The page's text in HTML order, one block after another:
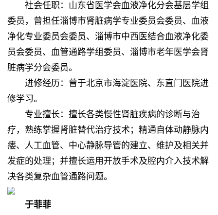
社会任职：山东省医学会血液净化分会基层学组
委员，曾担任淄博市肾脏病学专业委员会委员、血液
净化专业委员会委员、淄博市中西医结合血液净化委
员会委员、血管通路学组委员、淄博市老年医学会肾
脏病学分会委员。
进修经历：曾于北京市海淀医院、东直门医院进
修学习。
专业擅长：擅长各类慢性肾脏疾病的诊断与治
疗，熟练掌握肾脏替代治疗技术；精通自体动静脉内
瘘、人工血管、中心静脉导管的建立、维护及相关并
发症的处理；并擅长运用开放手术及腔内介入技术解
决各类复杂血管通路问题。
于菲菲